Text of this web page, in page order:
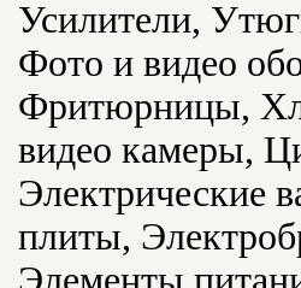
Усилители,
Фото и видео
Фритюрницы,
видео камеры,
Электрические
плиты,